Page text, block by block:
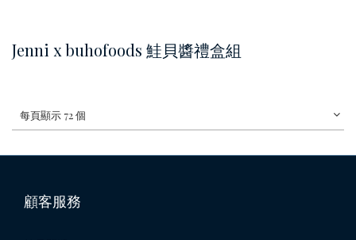
Jenni x buhofoods 鮭貝醬禮盒組
每頁顯示 72 個
顧客服務